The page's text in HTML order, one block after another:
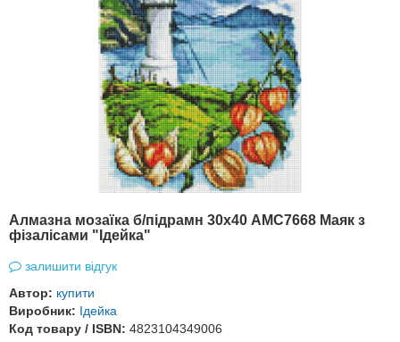
Алмазна мозаїка б/підрамн 30х40 АМС7668 Маяк з
фізалісами "Ідейка"
залишити відгук
Автор: купити
Виробник: Ідейка
Код товару / ISBN: 4823104349006